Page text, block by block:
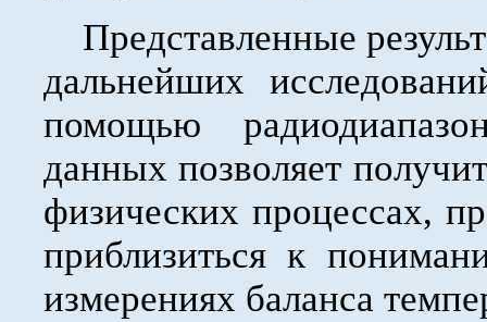
Представленные
дальнейших
помощью
данных позволяет
физических процессах,
приблизиться к
измерениях баланса